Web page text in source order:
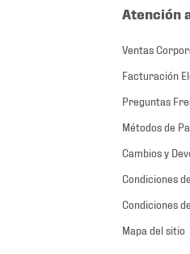
Atención
Ventas
Facturación
Preguntas
Métodos de
Cambios y
Condiciones
Condiciones
Mapa del sitio